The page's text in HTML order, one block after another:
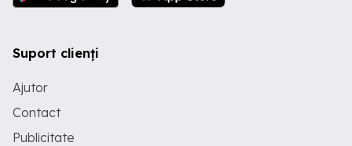
Suport clienți
Ajutor
Contact
Publicitate